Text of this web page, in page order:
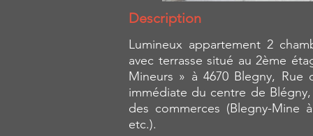
Description
Lumineux appartement 2
avec terrasse situé au 2ème
Mineurs » à 4670 Blegny, Rue
immédiate du centre de
des commerces (Blegny-Mine
etc.).